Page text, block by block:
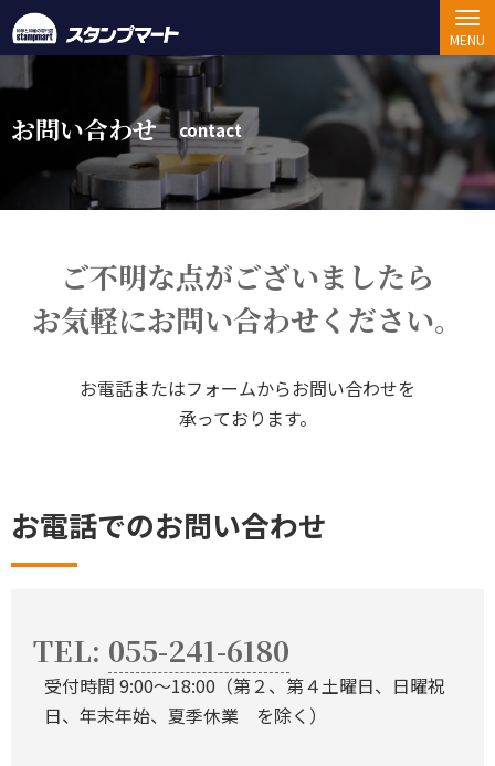
MENU
お問い合わせ contact
ご不明な点がございましたら
お気軽にお問い合わせください。
お電話またはフォームからお問い合わせを
承っております。
お電話でのお問い合わせ
TEL: 055-241-6180
受付時間 9:00〜18:00（第２、第４土曜日、日曜祝
日、年末年始、夏季休業 を除く）